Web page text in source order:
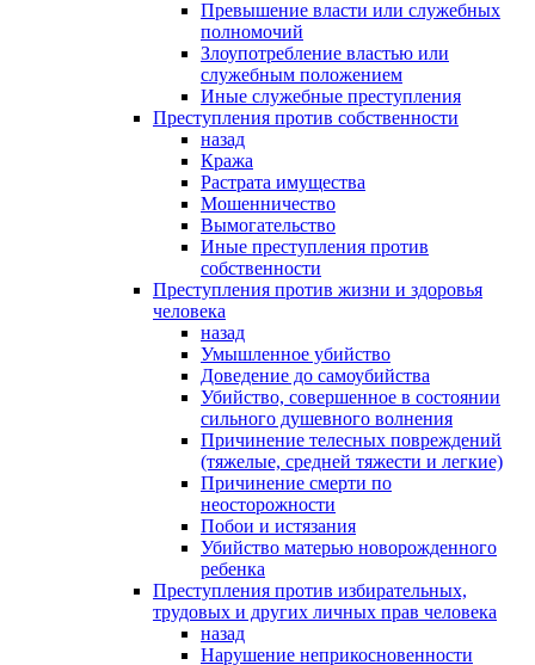
Превышение власти или служебных
полномочий
Злоупотребление властью или
служебным положением
Иные служебные преступления
Преступления против собственности
назад
Кража
Растрата имущества
Мошенничество
Вымогательство
Иные преступления против
собственности
Преступления против жизни и здоровья
человека
назад
Умышленное убийство
Доведение до самоубийства
Убийство, совершенное в состоянии
сильного душевного волнения
Причинение телесных повреждений
(тяжелые, средней тяжести и легкие)
Причинение смерти по
неосторожности
Побои и истязания
Убийство матерью новорожденного
ребенка
Преступления против избирательных,
трудовых и других личных прав человека
назад
Нарушение неприкосновенности